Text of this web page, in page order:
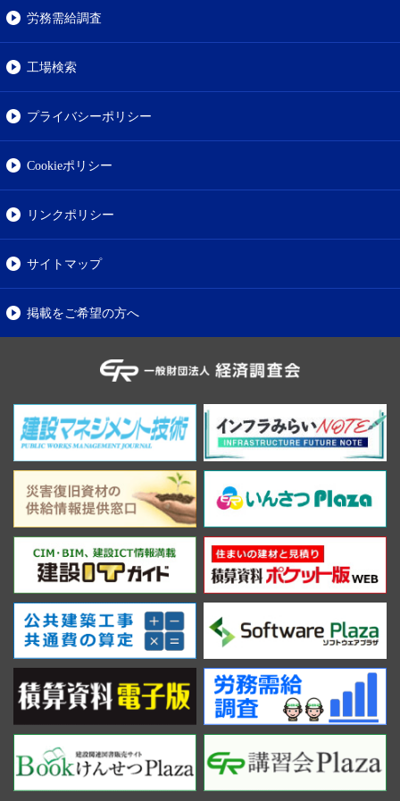
労務需給調査
工場検索
プライバシーポリシー
Cookieポリシー
リンクポリシー
サイトマップ
掲載をご希望の方へ